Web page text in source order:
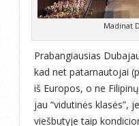
Madinat
Prabangiausias
kad net patarnautojai
iš Europos, o ne
jau “vidutinės klasės”,
viešbutyje taip